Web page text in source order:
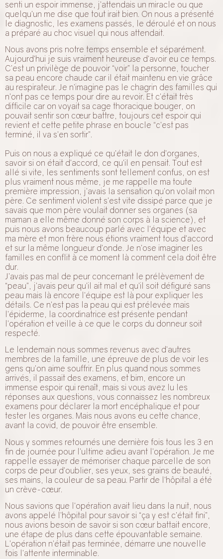
senti un espoir immense, j’attendais un miracle ou que
quelqu’un me dise que tout irait bien. On nous a présenté
le diagnostic, les examens passés, le déroulé et on nous
a préparé au choc visuel qui nous attendait.
Nous avons pris notre temps ensemble et séparément.
Aujourd’hui je suis vraiment heureuse d’avoir eu ce temps.
C’est un privilège de pouvoir “voir” la personne, toucher
sa peau encore chaude car il était maintenu en vie grâce
au respirateur. Je n’imagine pas le chagrin des familles qui
n’ont pas ce temps pour dire au revoir. Et c’était très
difficile car on voyait sa cage thoracique bouger, on
pouvait sentir son cœur battre, toujours cet espoir qui
revient et cette petite phrase en boucle “c’est pas
terminé, il va s’en sortir”.
Puis on nous a expliqué ce qu’était le don d’organes,
savoir si on était d’accord, ce qu’il en pensait. Tout est
allé si vite, les sentiments sont tellement confus, on est
plus vraiment nous même, je me rappelle ma toute
première impression, j’avais la sensation qu’on volait mon
père. Ce sentiment violent s’est vite dissipé parce que je
savais que mon père voulait donner ses organes (sa
maman a elle même donné son corps à la science), et
puis nous avons beaucoup parlé avec l’équipe et avec
ma mère et mon frère nous étions vraiment tous d’accord
et sur la même longueur d’onde. Je n’ose imaginer les
familles en conflit à ce moment là comment cela doit être
dur.
J’avais pas mal de peur concernant le prélèvement de
“peau”, j’avais peur qu’il ait mal et qu’il soit défiguré sans
peau mais là encore l’équipe est là pour expliquer les
détails. Ce n’est pas la peau qui est prélevée mais
l’épiderme, la coordinatrice est présente pendant
l’opération et veille à ce que le corps du donneur soit
respecté.
Le lendemain nous sommes revenus avec d’autres
membres de la famille, une épreuve de plus de voir les
gens qu’on aime souffrir. En plus quand nous sommes
arrivés, il passait des examens, et bim, encore un
immense espoir qui renaît, mais si vous avez lu les
réponses aux questions, vous connaissez les nombreux
examens pour déclarer la mort encéphalique et pour
tester les organes. Mais nous avons eu cette chance,
avant la covid, de pouvoir être ensemble.
Nous y sommes retournés une dernière fois tous les 3 en
fin de journée pour l’ultime adieu avant l’opération. Je me
rappelle essayer de mémoriser chaque parcelle de son
corps de peur d’oublier, ses yeux, ses grains de beauté,
ses mains, la couleur de sa peau. Partir de l’hôpital a été
un crève-cœur.
Nous savions que l’opération avait lieu dans la nuit, nous
avons appelé l’hôpital pour savoir si “ça y est c’était fini”,
nous avions besoin de savoir si son cœur battait encore,
une étape de plus dans cette épouvantable semaine.
L’opération n’était pas terminée, démarre une nouvelle
fois l’attente interminable.